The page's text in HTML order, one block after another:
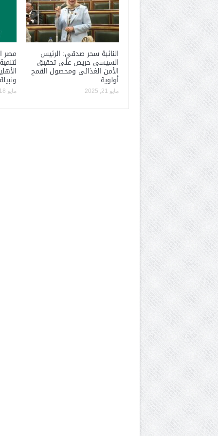
النائبة سحر صدقي: الرئيس
السيسى حريص على تحقيق
الأمن الغذائى ومحصول القمح
أولوية
مايو 21, 2025
مصر
مايو 18, 2025